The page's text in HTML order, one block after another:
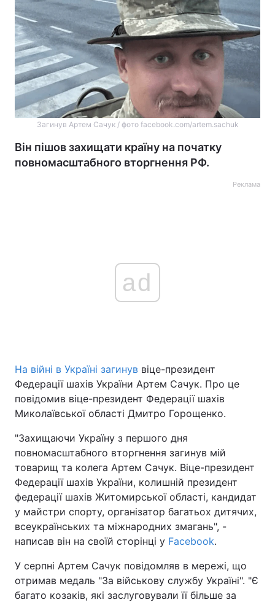
Загинув Артем Сачук / фото facebook.com/artem.sachuk
Він пішов захищати країну на початку
повномасштабного вторгнення РФ.
Реклама
ad
На війні в Україні загинув віце-президент
Федерації шахів України Артем Сачук. Про це
повідомив віце-президент Федерації шахів
Миколаївської області Дмитро Горощенко.
"Захищаючи Україну з першого дня
повномасштабного вторгнення загинув мій
товарищ та колега Артем Сачук. Віце-президент
Федерації шахів України, колишній президент
федерації шахів Житомирської області, кандидат
у майстри спорту, організатор багатьох дитячих,
всеукраїнських та міжнародних змагань", -
написав він на своїй сторінці у Facebook.
У серпні Артем Сачук повідомляв в мережі, що
отримав медаль "За військову службу Україні". "Є
багато козаків, які заслуговували її більше за